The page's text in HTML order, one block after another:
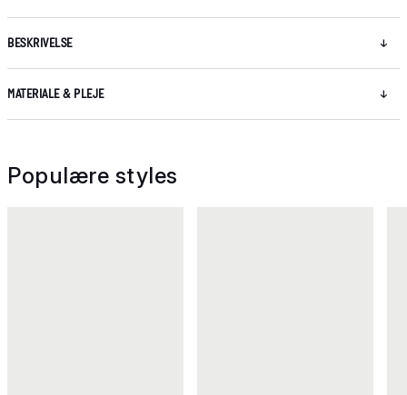
BESKRIVELSE
MATERIALE & PLEJE
Populære styles